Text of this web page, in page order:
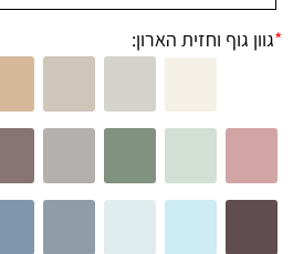
*גוון גוף וחזית הארון: